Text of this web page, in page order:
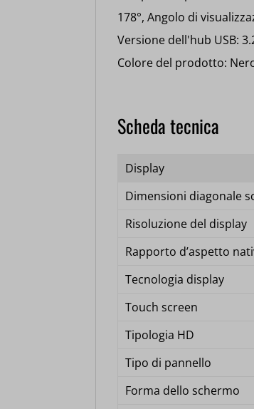
178°, Angolo di
Versione dell'hub USB:
Colore del prodotto:
Scheda tecnica
Display
Dimensioni diagonale
Risoluzione del display
Rapporto d’aspetto
Tecnologia display
Touch screen
Tipologia HD
Tipo di pannello
Forma dello schermo